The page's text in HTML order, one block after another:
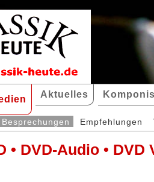
Aktuelles
Besprechungen Empfehlungen
• DVD-Audio • DVD